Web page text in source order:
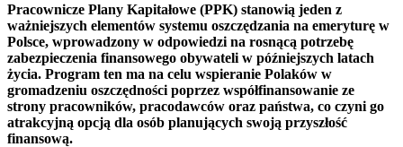
Pracownicze Plany Kapitałowe (PPK) stanowią jeden z
ważniejszych elementów systemu oszczędzania na emeryturę w
Polsce, wprowadzony w odpowiedzi na rosnącą potrzebę
zabezpieczenia finansowego obywateli w późniejszych latach
życia. Program ten ma na celu wspieranie Polaków w
gromadzeniu oszczędności poprzez współfinansowanie ze
strony pracowników, pracodawców oraz państwa, co czyni go
atrakcyjną opcją dla osób planujących swoją przyszłość
finansową.